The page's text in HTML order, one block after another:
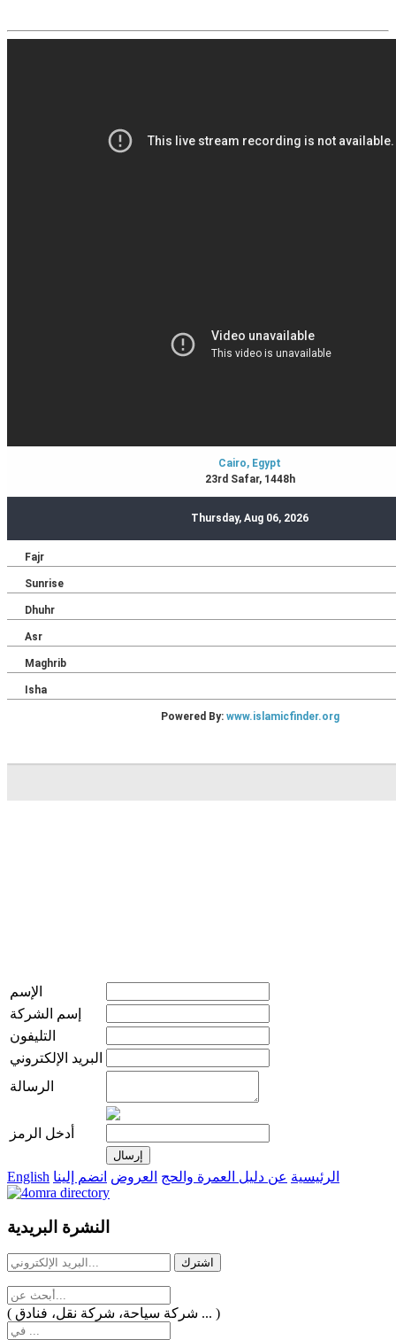
الإسم
إسم الشركة
التليفون
البريد الإلكتروني
الرسالة
أدخل الرمز
live
casinos
online
livedealercasino.online
English الرئيسية عن دليل العمرة والحج العروض انضم إلينا
النشرة البريدية
( شركة سياحة، شركة نقل، فنادق ... )